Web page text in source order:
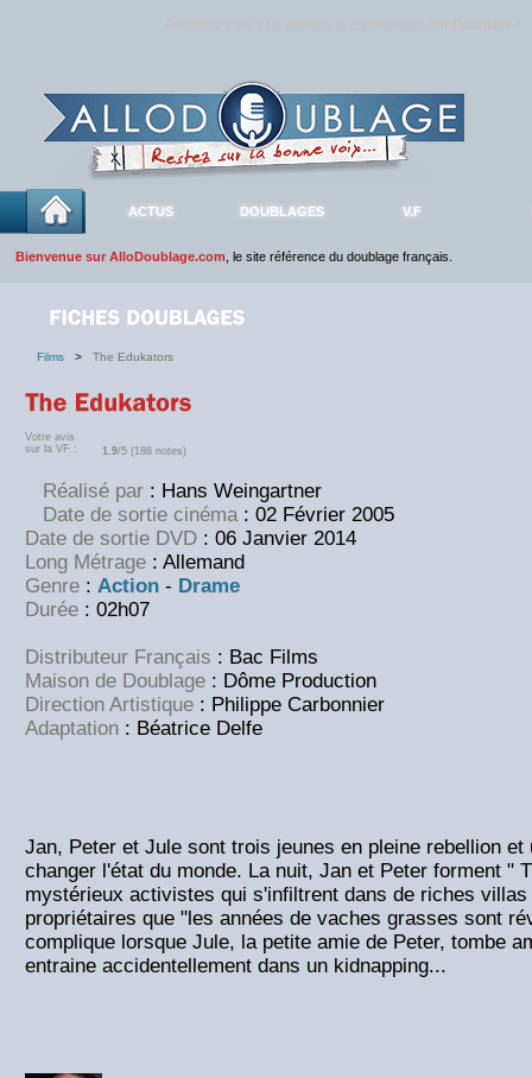
ACTUS DOUBLAGES V.F
Bienvenue sur AlloDoublage.com , le site référence du doublage français.
Films > The Edukators
Votre avis
sur la VF :
1.9/5 (188 notes)
Réalisé par : Hans Weingartner
Date de sortie cinéma : 02 Février 2005
Date de sortie DVD : 06 Janvier 2014
Long Métrage : Allemand
Genre : Action - Drame
Durée : 02h07
Distributeur Français : Bac Films
Maison de Doublage : Dôme Production
Direction Artistique : Philippe Carbonnier
Adaptation : Béatrice Delfe
Jan, Peter et Jule sont trois jeunes en pleine rebellion
changer l'état du monde. La nuit, Jan et Peter forment "
mystérieux activistes qui s'infiltrent dans de riches
propriétaires que "les années de vaches grasses sont
complique lorsque Jule, la petite amie de Peter, tombe
entraine accidentellement dans un kidnapping...